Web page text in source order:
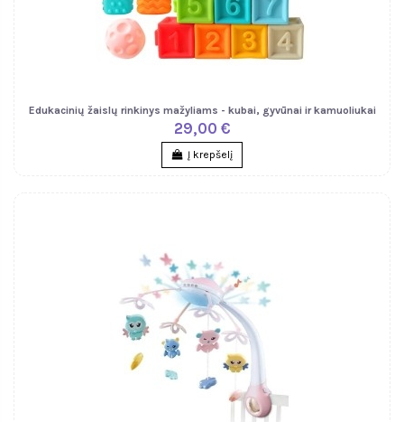
Edukacinių žaislų rinkinys mažyliams - kubai, gyvūnai ir kamuoliukai
29,00 €
Į krepšelį